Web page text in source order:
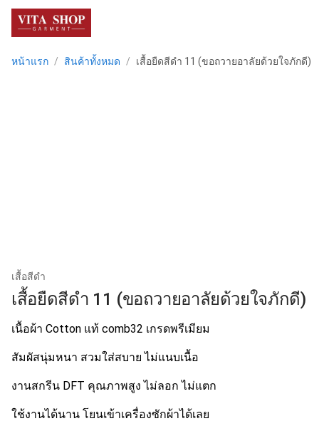
หน้าแรก / สินค้าทั้งหมด / เสื้อยืดสีดำ 11 (ขอถวายอาลัยด้วยใจภักดี)
เสื้อสีดำ
เสื้อยืดสีดำ 11 (ขอถวายอาลัยด้วยใจภักดี)
เนื้อผ้า Cotton แท้ comb32 เกรดพรีเมียม
สัมผัสนุ่มหนา สวมใส่สบาย ไม่แนบเนื้อ
งานสกรีน DFT คุณภาพสูง ไม่ลอก ไม่แตก
ใช้งานได้นาน โยนเข้าเครื่องซักผ้าได้เลย